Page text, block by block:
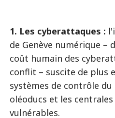
1. Les cyberattaques :
de Genève numérique –
coût humain des
conflit – suscite de plus
systèmes de contrôle
oléoducs et les
vulnérables.